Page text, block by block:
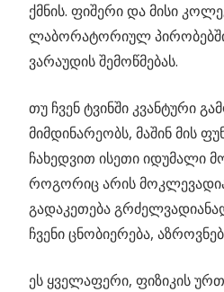
ქმნის. ფიშერი და მისი
ლაბორატორიულ პირობებში
ვარაუდის შემოწმებას.
თუ ჩვენ ტვინში კვანტური
მიმდინარეობს, მაშინ მის
ჩახედვით ისეთი იდუმალი
როგორიც არის
გადაკეთება
ჩვენი ცნობიერება,
ეს ყველაფერი, ფიზიკის